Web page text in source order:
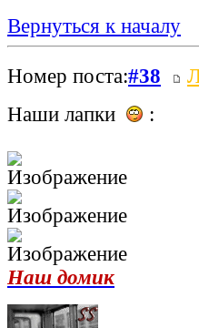
Вернуться к началу
Номер поста:#38
Наши лапки
:
Наш домик